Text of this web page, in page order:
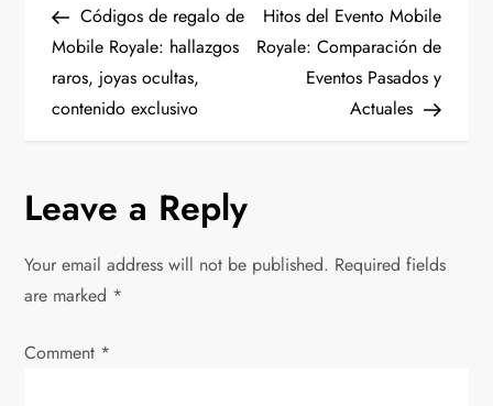
o
s
n
a
v
i
PostCódigos de regalo de
Mobile Royale: hallazgos
raros, joyas ocultas,
contenido exclusivo
Post
Hitos del Evento Mobile
Royale: Comparación de
Eventos Pasados y
Actuales
Leave a Reply
Your email address will not be published. Required fields
are marked *
Comment *